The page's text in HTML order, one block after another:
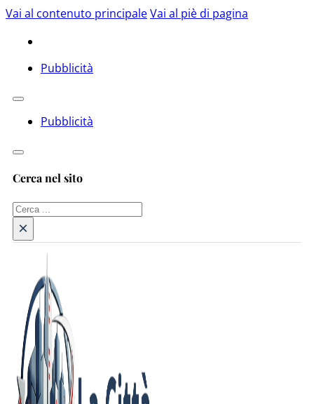
Vai al contenuto principaleVai al piè di pagina
Pubblicità
Pubblicità
Cerca nel sito
Cerca
×